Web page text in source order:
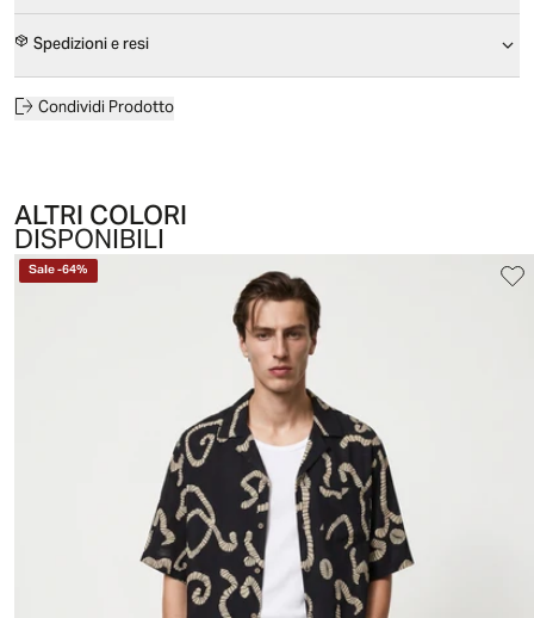
Spedizioni e resi
Condividi Prodotto
ALTRI COLORI
DISPONIBILI
Sale-64%